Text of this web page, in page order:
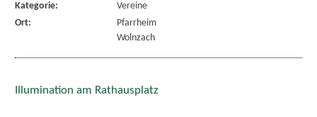
Kategorie:
Vereine
Ort:
Pfarrheim
Wolnzach
Illumination am Rathausplatz